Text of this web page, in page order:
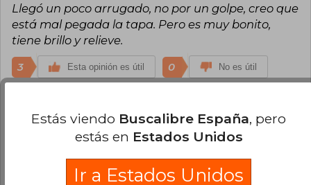
Llegó un poco arrugado, no por un golpe, creo que
está mal pegada la tapa. Pero es muy bonito,
tiene brillo y relieve.
3 Esta opinión es útil 0 No es útil
Septiembre, 2024
Compra Verificada
llego con las esquinas inferiores dobladas.
Estás viendo Buscalibre España, pero
estás en Estados Unidos
Ir a Estados Unidos